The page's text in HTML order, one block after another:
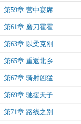
第59章 营中宴席
第61章 磨刀霍霍
第63章 以柔克刚
第65章 重返北乡
第67章 骑射凶猛
第69章 驰援天子
第71章 路线之别